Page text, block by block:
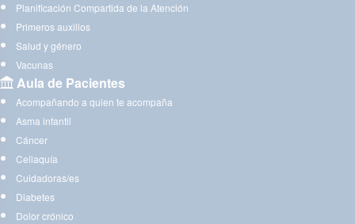
Planificación Compartida de la Atención
Primeros auxilios
Salud y género
Vacunas
Aula de Pacientes
Acompañando a quien te acompaña
Asma infantil
Cáncer
Celiaquía
Cuidadoras/es
Diabetes
Dolor crónico